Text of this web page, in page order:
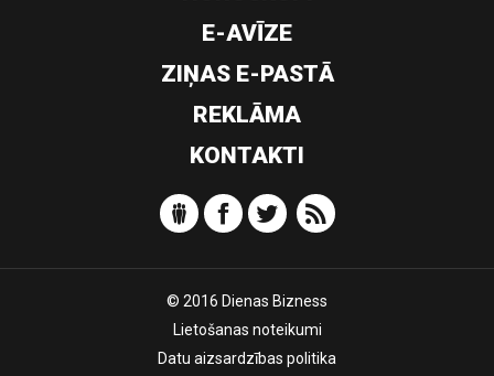
E-AVĪZE
ZIŅAS E-PASTĀ
REKLĀMA
KONTAKTI
© 2016 Dienas Bizness
Lietošanas noteikumi
Datu aizsardzības politika